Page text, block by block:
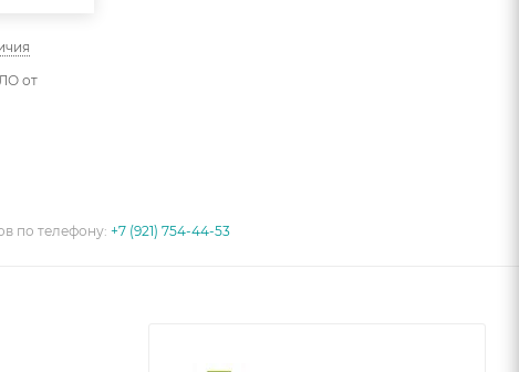
от
по телефону:+7 (921) 754-44-53